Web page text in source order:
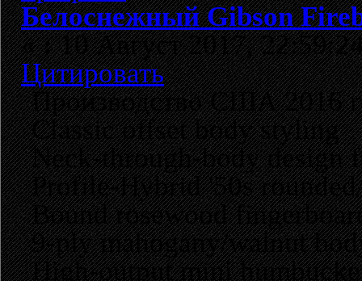
Белоснежный Gibson
«:10 Август 2017,
Цитировать
Производство США 2016
Classic offset body styling
Neck-through-body design
Profile-Hybrid '50s
Bound rosewood
9-ply mahogany/walnut
High-output mini